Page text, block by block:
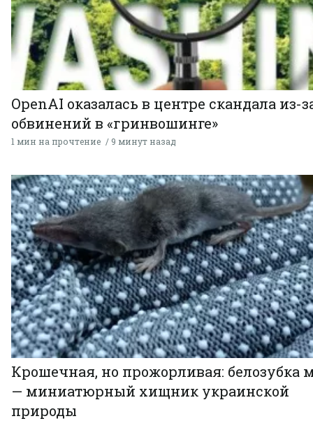
OpenAI оказалась в центре скандала из-
обвинений в «гринвошинге»
1 мин на прочтение 9 минут назад
Крошечная, но прожорливая: белозубка
— миниатюрный хищник украинской
природы